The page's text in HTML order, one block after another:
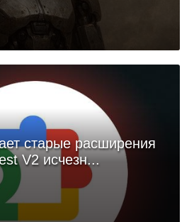
старые расширения
V2 исчезн...